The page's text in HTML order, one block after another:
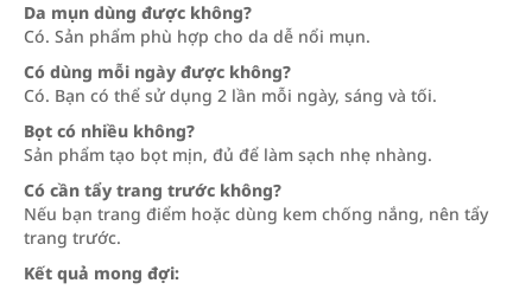
Da mụn dùng được không?
Có. Sản phẩm phù hợp cho da dễ nổi mụn.
Có dùng mỗi ngày được không?
Có. Bạn có thể sử dụng 2 lần mỗi ngày, sáng và tối.
Bọt có nhiều không?
Sản phẩm tạo bọt mịn, đủ để làm sạch nhẹ nhàng.
Có cần tẩy trang trước không?
Nếu bạn trang điểm hoặc dùng kem chống nắng, nên tẩy
trang trước.
Kết quả mong đợi: